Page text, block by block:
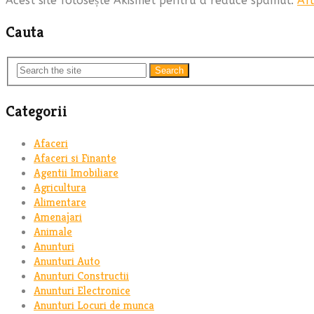
Cauta
Search
Categorii
Afaceri
Afaceri si Finante
Agentii Imobiliare
Agricultura
Alimentare
Amenajari
Animale
Anunturi
Anunturi Auto
Anunturi Constructii
Anunturi Electronice
Anunturi Locuri de munca